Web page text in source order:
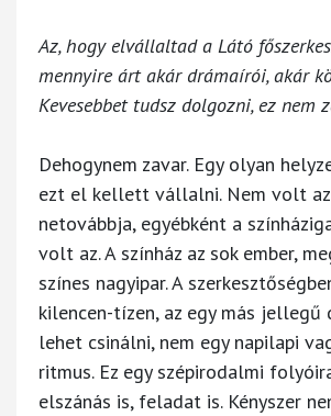
Az, hogy elvállaltad a Látó
mennyire árt akár drámaírói, akár
Kevesebbet tudsz dolgozni, ez nem
Dehogynem zavar. Egy olyan
ezt el kellett vállalni. Nem volt
netovábbja, egyébként a
volt az. A színház az sok ember,
színes nagyipar. A
kilencen-tízen, az egy más jellegű
lehet csinálni, nem egy napilapi
ritmus. Ez egy szépirodalmi
elszánás is, feladat is. Kényszer